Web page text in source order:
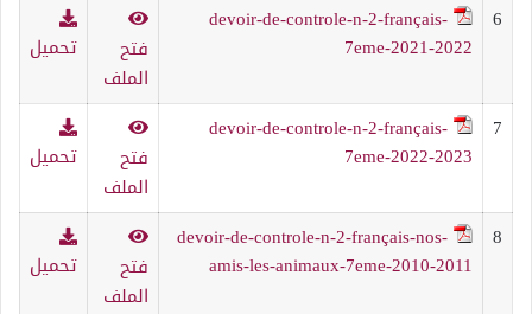
6
devoir-de-controle-n-2-français-
7eme-2021-2022
فتح
الملف
تحميل
7
devoir-de-controle-n-2-français-
7eme-2022-2023
فتح
الملف
تحميل
8
devoir-de-controle-n-2-français-nos-
amis-les-animaux-7eme-2010-2011
فتح
الملف
تحميل